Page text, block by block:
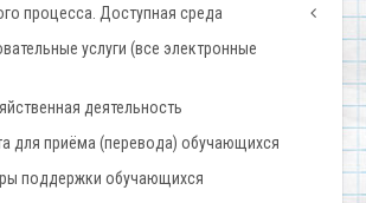
процесса. Доступная среда
услуги (все электронные
деятельность
для приёма (перевода) обучающихся
поддержки обучающихся